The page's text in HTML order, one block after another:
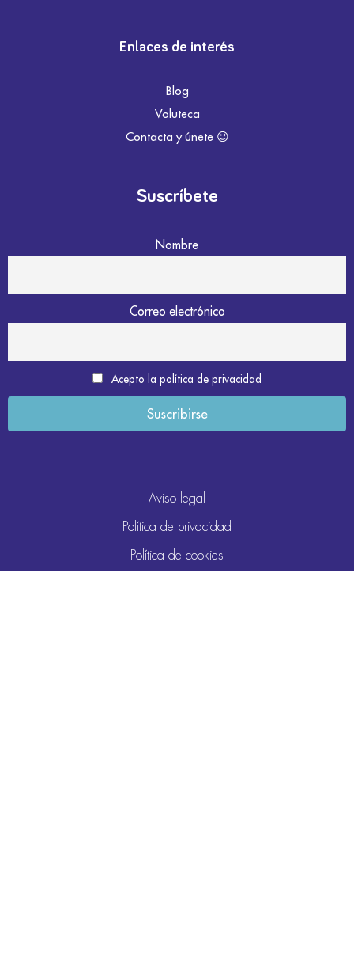
Enlaces de interés
Blog
Voluteca
Contacta y únete 😉
Suscríbete
Nombre
Correo electrónico
Acepto la política de privacidad
Aviso legal
Política de privacidad
Política de cookies